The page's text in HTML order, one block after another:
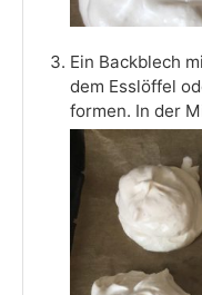
Ein Backblech
dem Esslöffel
formen. In der